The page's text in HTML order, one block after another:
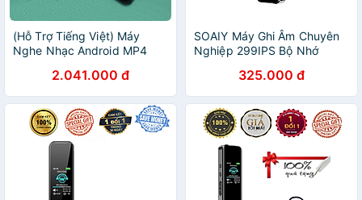
(Hỗ Trợ Tiếng Việt) Máy
Nghe Nhạc Android MP4
Bluetooth WiFi Ruizu H8 Bộ
Nhớ Trong 16GB - Hàng
Chính Hãng
2.041.000 đ
SOAIY Máy Ghi Âm Chuyên
Nghiệp 299IPS Bộ Nhớ
Recorder - Hàng Nhập Khẩu
325.000 đ